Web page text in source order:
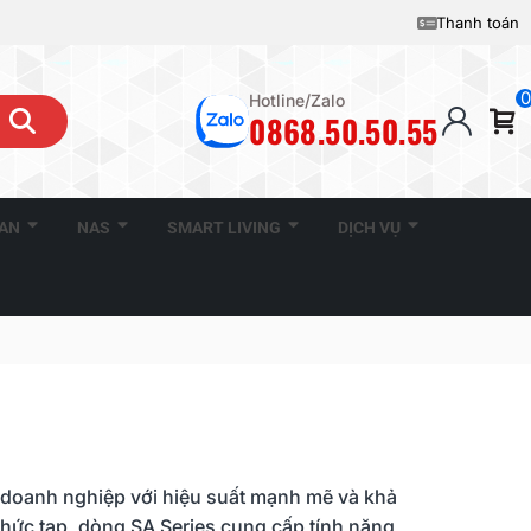
Thanh toán
Hotline/Zalo
0868.50.50.55
0
NAS SMART LIVING DỊCH VỤ
nghiệp với hiệu suất mạnh mẽ và khả
tạp, dòng SA Series cung cấp tính năng